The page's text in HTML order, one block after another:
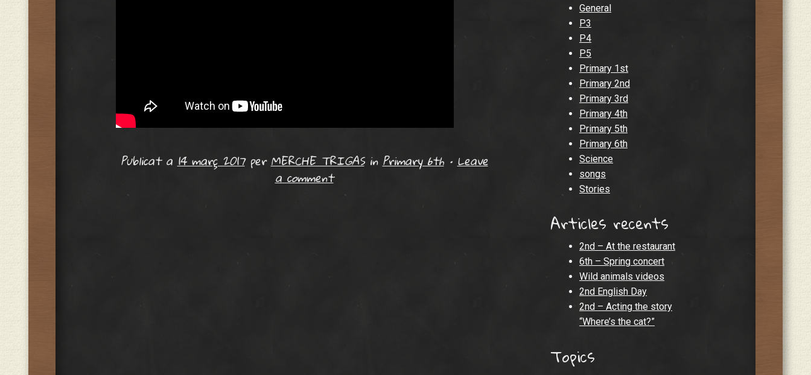
Publicat a14 març 2017perMERCHE TRIGAS inPrimary 6th •Leave
a comment
General
P3
P4
P5
Primary 1st
Primary 2nd
Primary 3rd
Primary 4th
Primary 5th
Primary 6th
Science
songs
Stories
Articles recents
2nd – At the restaurant
6th – Spring concert
Wild animals videos
2nd English Day
2nd – Acting the story
“Where’s the cat?”
Topics